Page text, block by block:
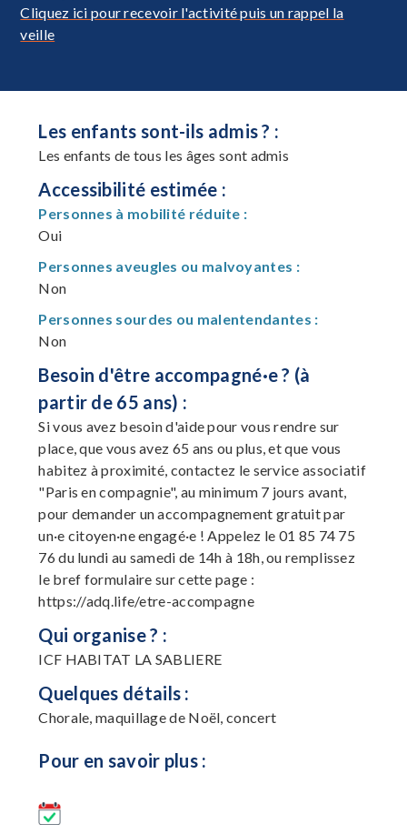
Cliquez ici pour recevoir l'activité puis un rappel la
veille
Les enfants sont-ils admis ? :
Les enfants de tous les âges sont admis
Accessibilité estimée :
Personnes à mobilité réduite :
Oui
Personnes aveugles ou malvoyantes :
Non
Personnes sourdes ou malentendantes :
Non
Besoin d'être accompagné·e ? (à
partir de 65 ans) :
Si vous avez besoin d'aide pour vous rendre sur
place, que vous avez 65 ans ou plus, et que vous
habitez à proximité, contactez le service associatif
"Paris en compagnie", au minimum 7 jours avant,
pour demander un accompagnement gratuit par
un·e citoyen·ne engagé·e ! Appelez le 01 85 74 75
76 du lundi au samedi de 14h à 18h, ou remplissez
le bref formulaire sur cette page :
https://adq.life/etre-accompagne
Qui organise ? :
ICF HABITAT LA SABLIERE
Quelques détails :
Chorale, maquillage de Noël, concert
Pour en savoir plus :